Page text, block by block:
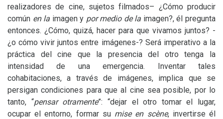
realizadores de cine, sujetos filmados– ¿Cómo producir
común en la imagen y por medio de la imagen?, él pregunta
entonces. ¿Cómo, quizá, hacer para que vivamos juntos? -
¿o cómo vivir juntos entre imágenes-? Será imperativo a la
práctica del cine que la presencia del otro tenga la
intensidad de una emergencia. Inventar tales
cohabitaciones, a través de imágenes, implica que se
persigan condiciones para que al cine sea posible, por lo
tanto, “pensar otramente”: “dejar el otro tomar el lugar,
ocupar el entorno, formar su mise en scène, invertirse él